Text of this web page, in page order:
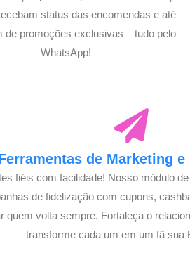
status das encomendas e até
de promoções exclusivas – tudo pelo
WhatsApp!
de Marketing e
fiéis com facilidade! Nosso módulo
de fidelização com cupons,
quem volta sempre. Fortaleça o
transforme cada um em um fã sua